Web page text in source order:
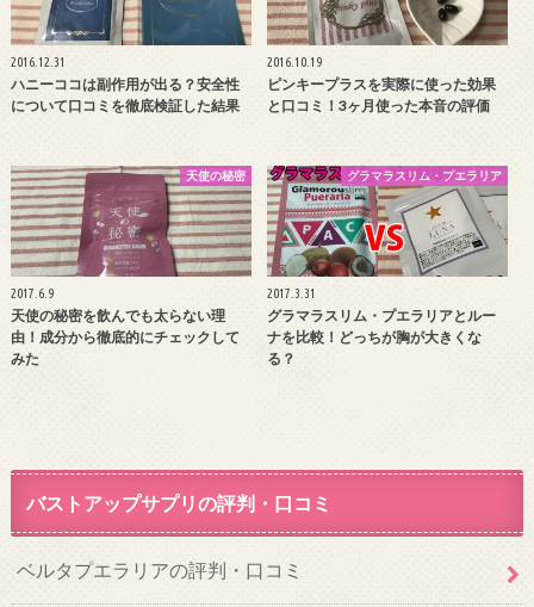
2016.12.31
ハニーココは副作用が出る？安全性
について口コミを徹底検証した結果
2016.10.19
ピンキープラスを実際に使った効果
と口コミ！3ヶ月使った本音の評価
天使の秘密
2017.6.9
天使の秘密を飲んでも太らない理
由！成分から徹底的にチェックして
みた
グラマラスリム・プエラリア
2017.3.31
グラマラスリム・プエラリアとルー
ナを比較！どっちが胸が大きくな
る？
バストアップサプリの評判・口コミ
ベルタプエラリアの評判・口コミ